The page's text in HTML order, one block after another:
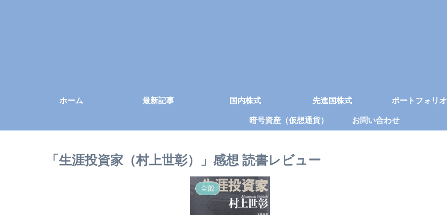
ホーム 最新記事 国内株式 先進国株式 ポートフォリオ
暗号資産（仮想通貨） お問い合わせ
「生涯投資家（村上世彰）」感想 読書レビュー
全般